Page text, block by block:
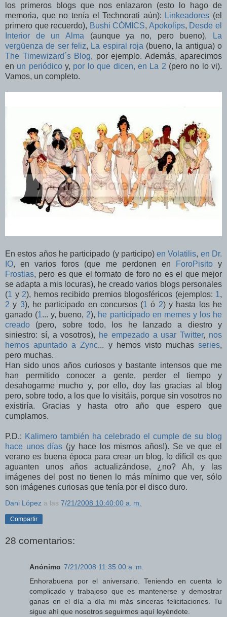
los primeros blogs que nos enlazaron (esto lo hago de
memoria, que no tenía el Technorati aún): Linkeadores (el
primero que recuerdo), Bushi CÓMICS, Apokolips, Desde el
Interior de un Alma (aunque ya no, pero bueno),
La
vergüenza de ser feliz, La espiral roja (bueno, la antigua) o
The Timewizard´s Blog, por ejemplo. Además, aparecimos
en un periódicoy, por lo que dicen, en La 2 (pero no lo vi).
Vamos, un completo.
En estos años he participado (y participo)en Volatilis, en Dr.
IO, en varios foros (que me perdonen en ForoPisitoy
Frostias, pero es que el formato de foro no es el que mejor
se adapta a mis locuras), he creado varios blogs personales
(1 y 2), hemos recibido premios blogosféricos (ejemplos: 1,
2 y 3), he participado en concursos (1 ó 2) y hasta los he
ganado (1... y, bueno, 2), he participado en memes y los he
creado (pero, sobre todo, los he lanzado a diestro y
siniestro: sí, a vosotros), he empezado a usar Twitter, nos
hemos apuntado a Zync... y hemos visto muchas series,
pero muchas.
Han sido unos años curiosos y bastante intensos que me
han permitido conocer a gente, perder el tiempo y
desahogarme mucho y, por ello, doy las gracias al blog
pero, sobre todo, a los que lo visitáis, porque sin vosotros no
existiría. Gracias y hasta otro año que espero que
cumplamos.
P.D.: Kalimero también ha celebrado el cumple de su blog
hace unos días (¡y hace los mismos años!). Se ve que el
verano es buena época para crear un blog, lo difícil es que
aguanten unos años actualizándose, ¿no? Ah, y las
imágenes del post no tienen lo más mínimo que ver, sólo
son imágenes curiosas que tenía por el disco duro.
Dani López a las 7/21/2008 10:40:00 a. m.
Compartir
28 comentarios:
Anónimo 7/21/2008 11:35:00 a. m.
Enhorabuena por el aniversario. Teniendo en cuenta lo
complicado y trabajoso que es mantenerse y demostrar
ganas en el día a día mi más sinceras felicitaciones. Tu
sigue ahí que nosotros seguirmos aquí leyéndote.